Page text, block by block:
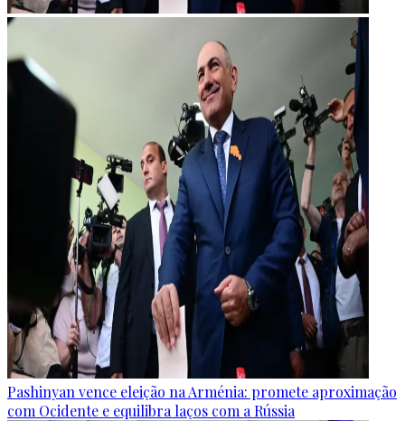
Pashinyan vence eleição na Arménia: promete aproximação
com Ocidente e equilibra laços com a Rússia